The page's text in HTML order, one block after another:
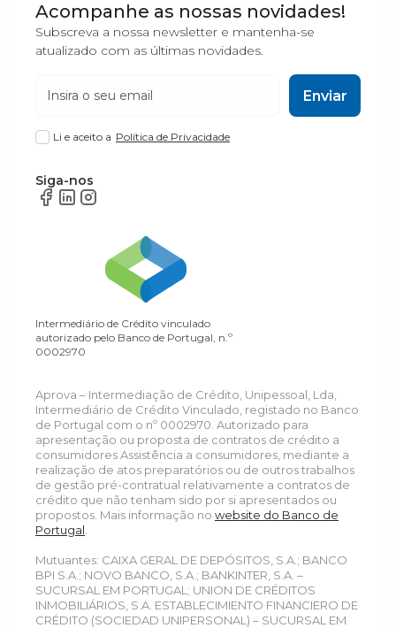
Intermediário de Crédito vinculado
autorizado pelo Banco de Portugal, n.º
0002970
Siga-nos
Acompanhe as nossas novidades!
Subscreva a nossa newsletter e mantenha-se
atualizado com as últimas novidades.
Li e aceito a Política de Privacidade
Enviar
Aprova – Intermediação de Crédito, Unipessoal, Lda,
Intermediário de Crédito Vinculado, registado no Banco
de Portugal com o nº 0002970. Autorizado para
apresentação ou proposta de contratos de crédito a
consumidores Assistência a consumidores, mediante a
realização de atos preparatórios ou de outros trabalhos
de gestão pré-contratual relativamente a contratos de
crédito que não tenham sido por si apresentados ou
propostos. Mais informação no website do Banco de
Portugal
Mutuantes: CAIXA GERAL DE DEPÓSITOS, S.A.; BANCO
BPI S.A.; NOVO BANCO, S.A.; BANKINTER, S.A. –
SUCURSAL EM PORTUGAL; UNION DE CRÉDITOS
INMOBILIÁRIOS, S.A. ESTABLECIMIENTO FINANCIERO DE
CRÉDITO (SOCIEDAD UNIPERSONAL) – SUCURSAL EM